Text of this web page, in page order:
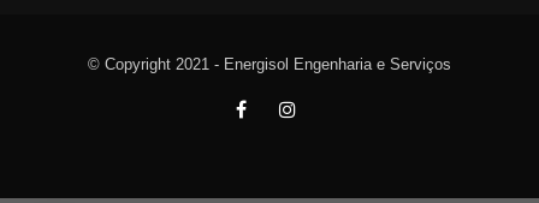
© Copyright 2021 - Energisol Engenharia e Serviços